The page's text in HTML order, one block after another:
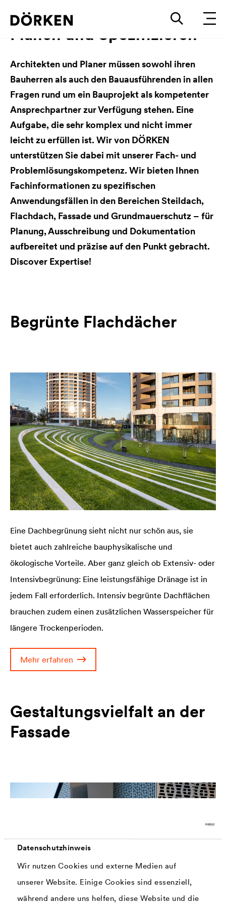
Datenschutzhinweis
Wir nutzen Cookies und externe Medien auf
unserer Website. Einige Cookies sind essenziell,
während andere uns helfen, diese Website und die
Planen und Spezifizieren
Architekten und Planer müssen sowohl ihren
Bauherren als auch den Bauausführenden in allen
Fragen rund um ein Bauprojekt als kompetenter
Ansprechpartner zur Verfügung stehen. Eine
Aufgabe, die sehr komplex und nicht immer
leicht zu erfüllen ist. Wir von DÖRKEN
unterstützen Sie dabei mit unserer Fach- und
Problemlösungskompetenz. Wir bieten Ihnen
Fachinformationen zu spezifischen
Anwendungsfällen in den Bereichen Steildach,
Flachdach, Fassade und Grundmauerschutz – für
Planung, Ausschreibung und Dokumentation
aufbereitet und präzise auf den Punkt gebracht.
Discover Expertise!
Begrünte Flachdächer
Eine Dachbegrünung sieht nicht nur schön aus, sie
bietet auch zahlreiche bauphysikalische und
ökologische Vorteile. Aber ganz gleich ob Extensiv- oder
Intensivbegrünung: Eine leistungsfähige Dränage ist in
jedem Fall erforderlich. Intensiv begrünte Dachflächen
brauchen zudem einen zusätzlichen Wasserspeicher für
längere Trockenperioden.
Mehr erfahren
Gestaltungsvielfalt an der
Fassade